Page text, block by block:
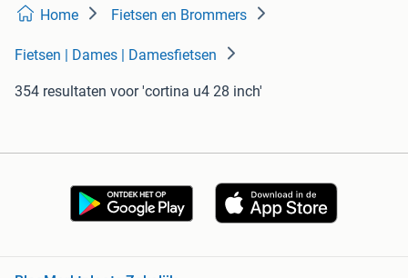
Home Fietsen en Brommers
Fietsen | Dames | Damesfietsen
354 resultaten voor 'cortina u4 28 inch'